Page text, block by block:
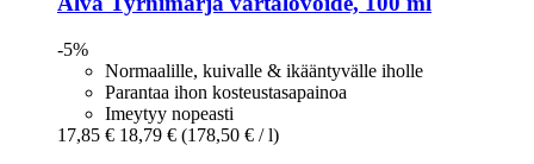
-5%
Normaalille, kuivalle & ikääntyvälle iholle
Parantaa ihon kosteustasapainoa
Imeytyy nopeasti
17,85 € 18,79 € (178,50 € / l)